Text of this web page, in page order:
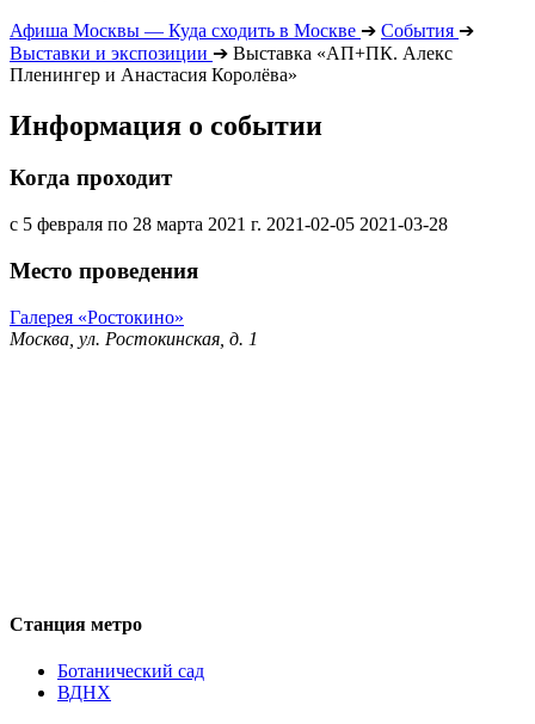
Афиша Москвы — Куда сходить в Москве ➔ События ➔
Выставки и экспозиции ➔ Выставка «АП+ПК. Алекс
Пленингер и Анастасия Королёва»
Информация о событии
Когда проходит
с 5 февраля по 28 марта 2021 г. 2021-02-05 2021-03-28
Место проведения
Галерея «Ростокино»
Москва, ул. Ростокинская, д. 1
Станция метро
Ботанический сад
ВДНХ